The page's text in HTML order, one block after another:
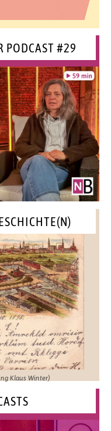
PODCAST #29
Klaus Winter)